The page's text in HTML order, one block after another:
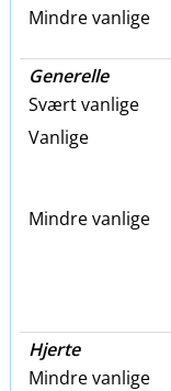
Mindre vanlige
Generelle
Svært vanlige
Vanlige
Mindre vanlige
Hjerte
Mindre vanlige